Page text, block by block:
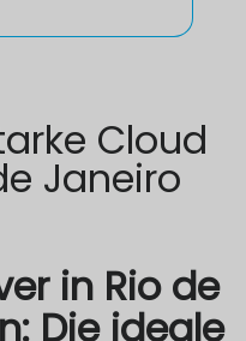
Cloud
Janeiro
in Rio de
Die ideale